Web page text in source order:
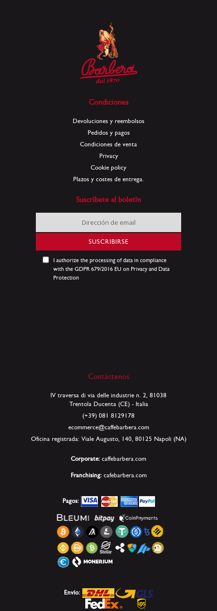
Condiciones
Devoluciones y reembolsos
Pedidos y pagos
Condiciones de venta
Privacy
Cookie policy
Plazos y costes de entrega.
Suscríbete al boletín
Inscríbase
a
nuestro
de
noticias:
SUSCRIBIRSE
I authorize the processing of data in compliance
with the GDPR 679/2016 EU on Privacy and Data
Protection
Contáctenos
IV traversa di via delle industrie n. 2, 81038
Trentola Ducenta (CE) - Italia
(+39) 081 8129178
ecommerce@caffebarbera.com
Oficina registrada: Viale Augusto, 140, 80125 Napoli (NA)
Corporate: caffebarbera.com
Franchising: cafebarbera.com
Pagos:
Envío: